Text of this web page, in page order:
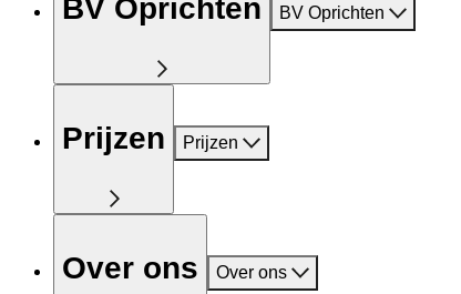
BV Oprichten BV Oprichten
Prijzen Prijzen
Over ons Over ons